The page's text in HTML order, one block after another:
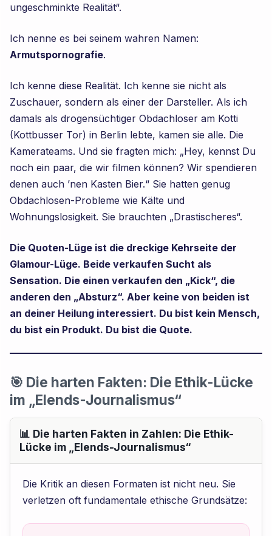
ungeschminkte Realität“.
Ich nenne es bei seinem wahren Namen:
Armutspornografie.
Ich kenne diese Realität. Ich kenne sie nicht als
Zuschauer, sondern als einer der Darsteller. Als ich
damals als drogensüchtiger Obdachloser am Kotti
(Kottbusser Tor) in Berlin lebte, kamen sie alle. Die
Kamerateams. Und sie fragten mich: „Hey, kennst Du
noch ein paar, die wir filmen können? Wir spendieren
denen auch ’nen Kasten Bier.“ Sie hatten genug
Obdachlosen-Probleme wie Kälte und
Wohnungslosigkeit. Sie brauchten „Drastischeres“.
Die Quoten-Lüge ist die dreckige Kehrseite der
Glamour-Lüge. Beide verkaufen Sucht als
Sensation. Die einen verkaufen den „Kick“, die
anderen den „Absturz“. Aber keine von beiden ist
an deiner Heilung interessiert. Du bist kein Mensch,
du bist ein Produkt. Du bist die Quote.
🎯 Die harten Fakten: Die Ethik-Lücke
im „Elends-Journalismus“
📊 Die harten Fakten in Zahlen: Die Ethik-
Lücke im „Elends-Journalismus“
Die Kritik an diesen Formaten ist nicht neu. Sie
verletzen oft fundamentale ethische Grundsätze: